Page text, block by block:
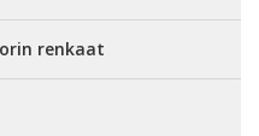
renkaat